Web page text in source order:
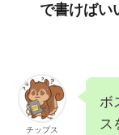
で書けばい
チップス
ボ
ス